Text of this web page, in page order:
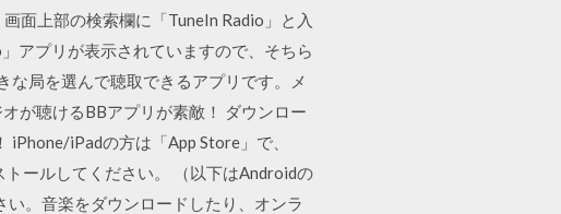
面上部の検索欄に「TuneIn Radio」と入
アプリが表示されていますので、そちら
な局を選んで聴取できるアプリです。メ
が聴けるBBアプリが素敵！ ダウンロー
iPadの方は「App Store」で、
ールしてください。 （以下はAndroidの
。音楽をダウンロードしたり、オンラ